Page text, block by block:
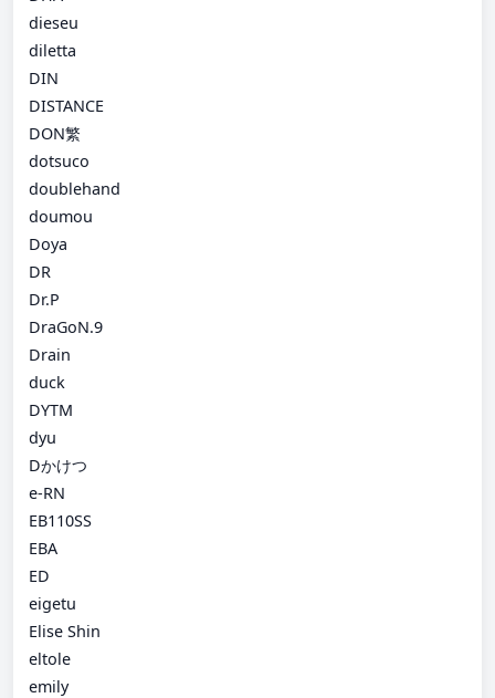
dieseu
diletta
DIN
DISTANCE
DON繁
dotsuco
doublehand
doumou
Doya
DR
Dr.P
DraGoN.9
Drain
duck
DYTM
dyu
Dかけつ
e-RN
EB110SS
EBA
ED
eigetu
Elise Shin
eltole
emily